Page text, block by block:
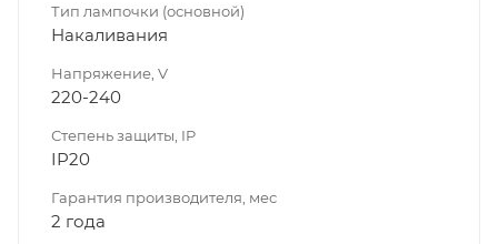
Тип лампочки (основной)
Накаливания
Напряжение, V
220-240
Степень защиты, IP
IP20
Гарантия производителя, мес
2 года